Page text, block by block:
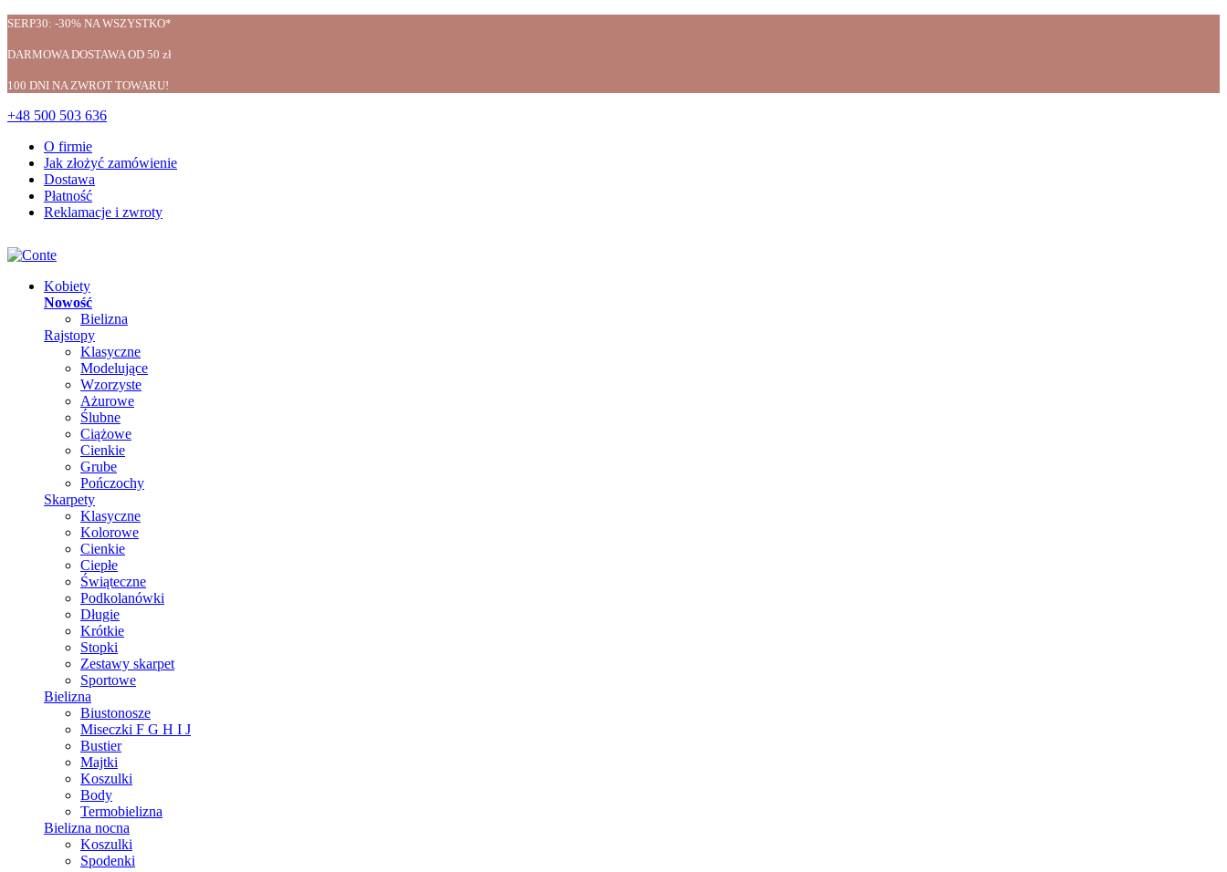
SERP30: -30% NA WSZYSTKO*
DARMOWA DOSTAWA OD 50 zł
100 DNI NA ZWROT TOWARU!
+48 500 503 636
O firmie
Jak złożyć zamówienie
Dostawa
Płatność
Reklamacje i zwroty
Kobiety
Nowość
Bielizna
Rajstopy
Klasyczne
Modelujące
Wzorzyste
Ażurowe
Ślubne
Ciążowe
Cienkie
Grube
Pończochy
Skarpety
Klasyczne
Kolorowe
Cienkie
Ciepłe
Świąteczne
Podkolanówki
Długie
Krótkie
Stopki
Zestawy skarpet
Sportowe
Bielizna
Biustonosze
Miseczki F G H I J
Bustier
Majtki
Koszulki
Body
Termobielizna
Bielizna nocna
Koszulki
Spodenki